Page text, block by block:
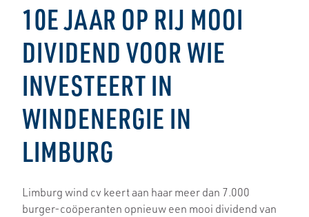
10E JAAR OP RIJ MOOI
DIVIDEND VOOR WIE
INVESTEERT IN
WINDENERGIE IN
LIMBURG
Limburg wind cv keert aan haar meer dan 7.000
burger-coöperanten opnieuw een mooi dividend van